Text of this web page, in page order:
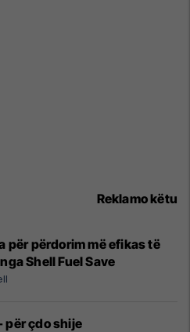
Reklamo këtu
për përdorim më efikas të
Shell Fuel Save
për çdo shije